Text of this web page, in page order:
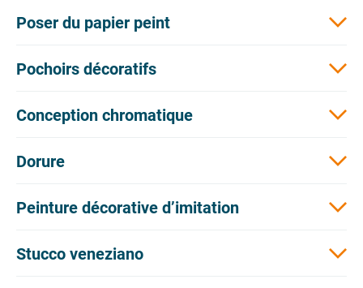
Poser du papier peint
Pochoirsdécoratifs
Conception chromatique
Dorure
Peinture décorative d’imitation
Stucco veneziano